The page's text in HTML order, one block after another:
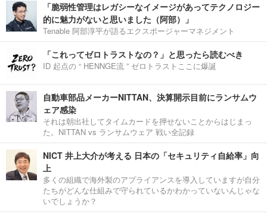
「脆弱性管理はレガシーなイメージがあってテクノロジー
的に魅力がないと思いました（阿部）」
Tenable 阿部淳平が語るエクスポージャーマネジメント
「これってゼロトラストなの？」と思ったら読むべき
ID 起点の “ HENNGE流 ” ゼロトラストここに爆誕
自動車部品メーカーNITTAN、決算開示目前にランサムウ
ェア感染
それは朝出社してタイムカードを押せないことからはじまっ
た。NITTAN vs ランサムウェア 戦い全記録
NICT 井上大介が考える 日本の「セキュリティ自給率」向
上
多くの組織で海外製のアプライアンスを導入していますが自分
たちがどんな仕組みで守られているかわかっていないんじゃな
いでしょうか？